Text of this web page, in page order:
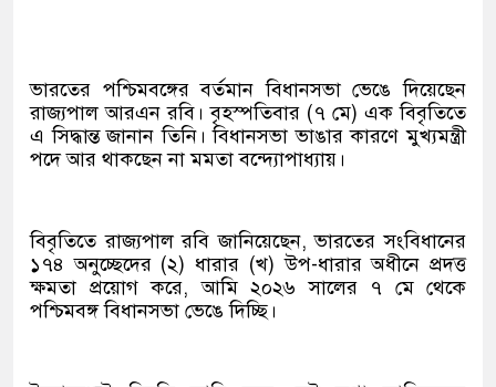
ভারতের পশ্চিমবঙ্গের বর্তমান বিধানসভা ভেঙে দিয়েছেন
রাজ্যপাল আরএন রবি। বৃহস্পতিবার (৭ মে) এক বিবৃতিতে
এ সিদ্ধান্ত জানান তিনি। বিধানসভা ভাঙার কারণে মুখ্যমন্ত্রী
পদে আর থাকছেন না মমতা বন্দ্যোপাধ্যায়।
বিবৃতিতে রাজ্যপাল রবি জানিয়েছেন, ভারতের সংবিধানের
১৭৪ অনুচ্ছেদের (২) ধারার (খ) উপ-ধারার অধীনে প্রদত্ত
ক্ষমতা প্রয়োগ করে, আমি ২০২৬ সালের ৭ মে থেকে
পশ্চিমবঙ্গ বিধানসভা ভেঙে দিচ্ছি।